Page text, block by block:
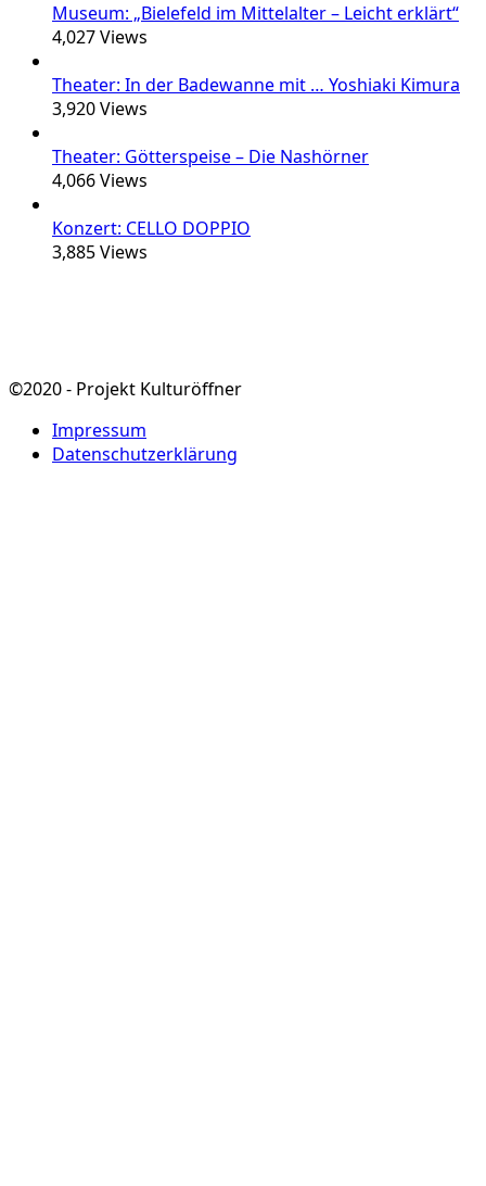
Museum: „Bielefeld im Mittelalter – Leicht erklärt“
4,027Views
Theater: In der Badewanne mit … Yoshiaki Kimura
3,920Views
Theater: Götterspeise – Die Nashörner
4,066Views
Konzert: CELLO DOPPIO
3,885Views
©2020 - Projekt Kulturöffner
Impressum
Datenschutzerklärung